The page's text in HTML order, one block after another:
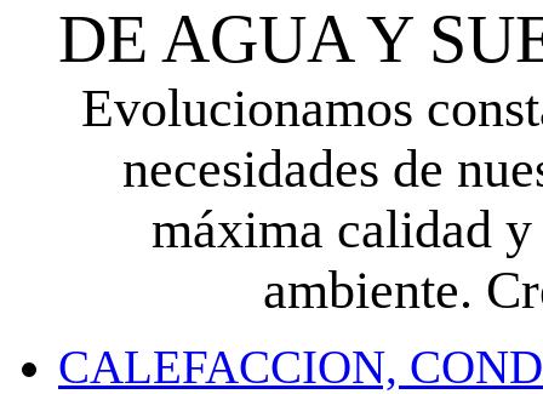
DE AGUA Y
Evolucionamos
necesidades de
máxima calidad
ambiente.
CALEFACCION,